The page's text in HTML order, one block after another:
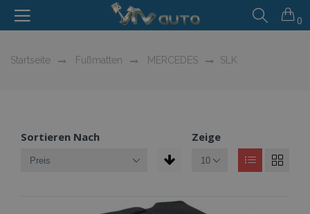
0
Startseite Fußmatten MERCEDES SLK
Sortieren Nach Zeige